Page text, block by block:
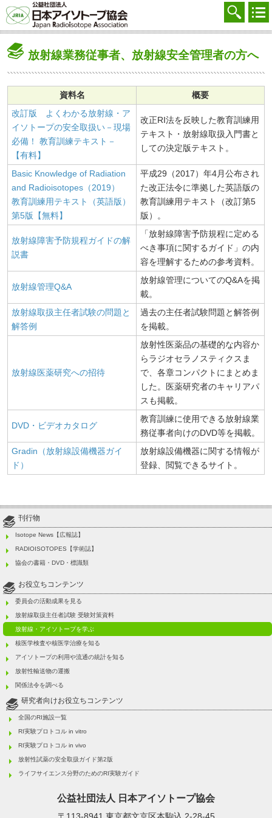
協会を知る
廃棄する
参加する
学ぶ・調べる
会員マイページ
FAQ
交通アクセス
お問合せ
English
放射線業務従事者、放射線安全管理者の方へ
資料名
概要
改訂版 よくわかる放射線・ア
イソトープの安全取扱い－現場
必備！ 教育訓練テキスト－
【有料】
改正RI法を反映した教育訓練用
テキスト・放射線取扱入門書と
しての決定版テキスト。
Basic Knowledge of Radiation
and Radioisotopes（2019）
教育訓練用テキスト（英語版）
第5版【無料】
平成29（2017）年4月公布され
た改正法令に準拠した英語版の
教育訓練用テキスト（改訂第5
版）。
放射線障害予防規程ガイドの解
説書
「放射線障害予防規程に定める
べき事項に関するガイド」の内
容を理解するための参考資料。
放射線管理Q&A
放射線管理についてのQ&Aを掲
載。
放射線取扱主任者試験の問題と
解答例
過去の主任者試験問題と解答例
を掲載。
放射線医薬研究への招待
放射性医薬品の基礎的な内容か
らラジオセラノスティクスま
で、各章コンパクトにまとめま
した。医薬研究者のキャリアパ
スも掲載。
DVD・ビデオカタログ
教育訓練に使用できる放射線業
務従事者向けのDVD等を掲載。
Gradin（放射線設備機器ガイ
ド）
放射線設備機器に関する情報が
登録、閲覧できるサイト。
刊行物
Isotope News【広報誌】
RADIOISOTOPES【学術誌】
協会の書籍・DVD・標識類
お役立ちコンテンツ
委員会の活動成果を見る
放射線取扱主任者試験 受験対策資料
放射線・アイソトープを学ぶ
核医学検査や核医学治療を知る
アイソトープの利用や流通の統計を知る
放射性輸送物の運搬
関係法令を調べる
研究者向けお役立ちコンテンツ
全国のRI施設一覧
RI実験プロトコル in vitro
RI実験プロトコル in vivo
放射性試薬の安全取扱ガイド第2版
ライフサイエンス分野のためのRI実験ガイド
公益社団法人 日本アイソトープ協会